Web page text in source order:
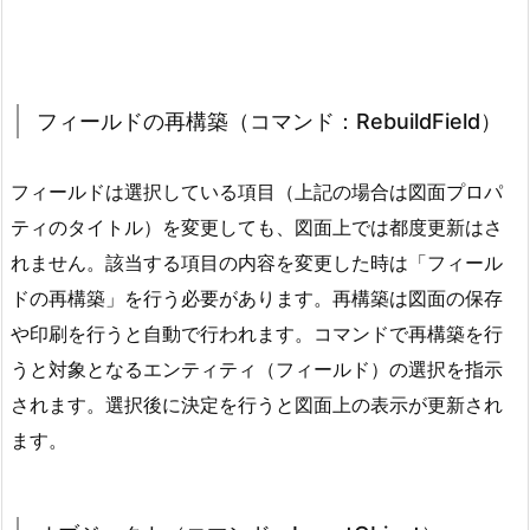
フィールドの再構築（コマンド：RebuildField）
フィールドは選択している項目（上記の場合は図面プロパ
ティのタイトル）を変更しても、図面上では都度更新はさ
れません。該当する項目の内容を変更した時は「フィール
ドの再構築」を行う必要があります。再構築は図面の保存
や印刷を行うと自動で行われます。コマンドで再構築を行
うと対象となるエンティティ（フィールド）の選択を指示
されます。選択後に決定を行うと図面上の表示が更新され
ます。